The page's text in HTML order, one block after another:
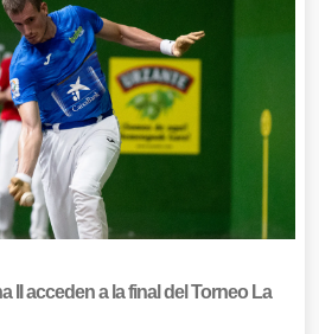
II acceden a la final del Torneo La